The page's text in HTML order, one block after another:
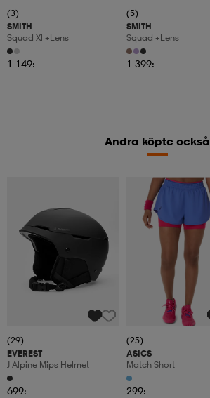
(3)
SMITH
Squad Xl +lens
1 149:-
(5)
SMITH
Squad +lens
1 399:-
Andra köpte också
(29)
EVEREST
J Alpine Mips Helmet
699:-
(25)
ASICS
Match Short
299:-